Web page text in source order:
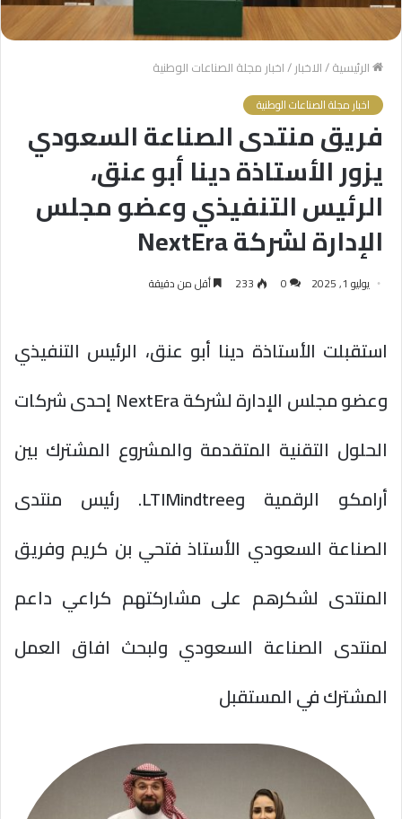
الرئيسية/الاخبار/اخبار مجلة الصناعات الوطنية
اخبار مجلة الصناعات الوطنية
فريق منتدى الصناعة السعودي
يزور الأستاذة دينا أبو عنق،
الرئيس التنفيذي وعضو مجلس
الإدارة لشركة NextEra
يوليو 1, 2025 0
233 أقل من دقيقة
استقبلت الأستاذة دينا أبو عنق، الرئيس التنفيذي
وعضو مجلس الإدارة لشركة NextEra إحدى شركات
الحلول التقنية المتقدمة والمشروع المشترك بين
أرامكو الرقمية وLTIMindtree. رئيس منتدى
الصناعة السعودي الأستاذ فتحي بن كريم وفريق
المنتدى لشكرهم على مشاركتهم كراعي داعم
لمنتدى الصناعة السعودي ولبحث افاق العمل
المشترك في المستقبل